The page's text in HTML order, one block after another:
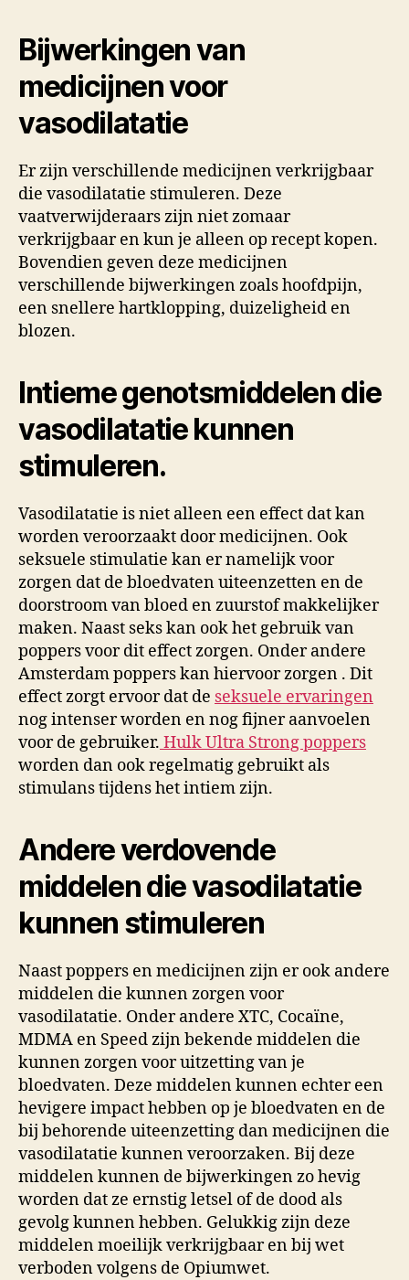
Bijwerkingen van
medicijnen voor
vasodilatatie
Er zijn verschillende medicijnen verkrijgbaar
die vasodilatatie stimuleren. Deze
vaatverwijderaars zijn niet zomaar
verkrijgbaar en kun je alleen op recept kopen.
Bovendien geven deze medicijnen
verschillende bijwerkingen zoals hoofdpijn,
een snellere hartklopping, duizeligheid en
blozen.
Intieme genotsmiddelen die
vasodilatatie kunnen
stimuleren.
Vasodilatatie is niet alleen een effect dat kan
worden veroorzaakt door medicijnen. Ook
seksuele stimulatie kan er namelijk voor
zorgen dat de bloedvaten uiteenzetten en de
doorstroom van bloed en zuurstof makkelijker
maken. Naast seks kan ook het gebruik van
poppers voor dit effect zorgen. Onder andere
Amsterdam poppers kan hiervoor zorgen . Dit
effect zorgt ervoor dat de seksuele ervaringen
nog intenser worden en nog fijner aanvoelen
voor de gebruiker. Hulk Ultra Strong poppers
worden dan ook regelmatig gebruikt als
stimulans tijdens het intiem zijn.
Andere verdovende
middelen die vasodilatatie
kunnen stimuleren
Naast poppers en medicijnen zijn er ook andere
middelen die kunnen zorgen voor
vasodilatatie. Onder andere XTC, Cocaïne,
MDMA en Speed zijn bekende middelen die
kunnen zorgen voor uitzetting van je
bloedvaten. Deze middelen kunnen echter een
hevigere impact hebben op je bloedvaten en de
bij behorende uiteenzetting dan medicijnen die
vasodilatatie kunnen veroorzaken. Bij deze
middelen kunnen de bijwerkingen zo hevig
worden dat ze ernstig letsel of de dood als
gevolg kunnen hebben. Gelukkig zijn deze
middelen moeilijk verkrijgbaar en bij wet
verboden volgens de Opiumwet.